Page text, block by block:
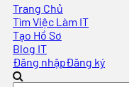
Trang Chủ
Tìm Việc Làm IT
Tạo Hồ Sơ
Blog IT
Đăng nhậpĐăng ký